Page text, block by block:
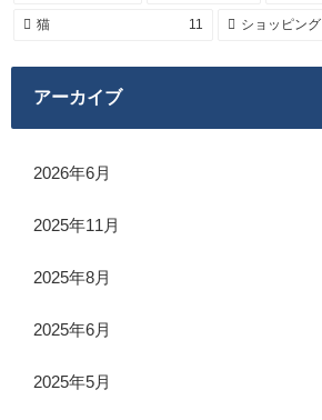
猫 11 ショッピング
アーカイブ
2026年6月
2025年11月
2025年8月
2025年6月
2025年5月